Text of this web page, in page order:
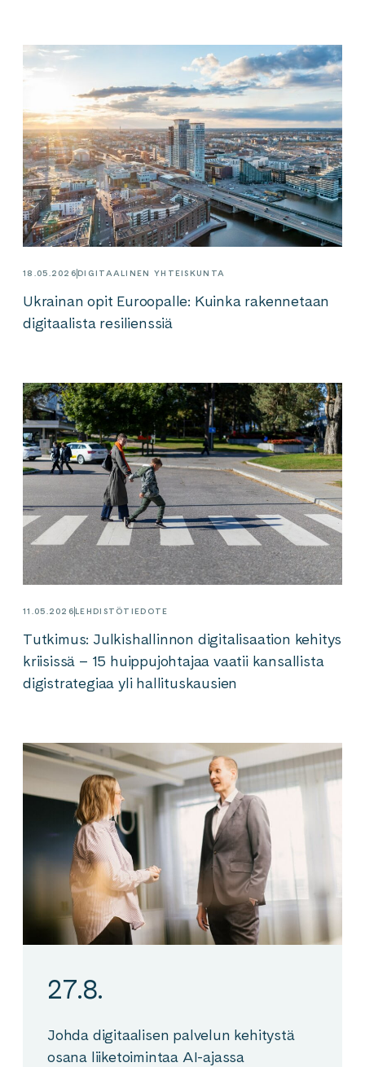
18.05.2026DIGITAALINEN YHTEISKUNTA
Ukrainan opit Euroopalle: Kuinka rakennetaan
digitaalista resilienssiä
11.05.2026LEHDISTÖTIEDOTE
Tutkimus: Julkishallinnon digitalisaation kehitys
kriisissä – 15 huippujohtajaa vaatii kansallista
digistrategiaa yli hallituskausien
27.8.
Johda digitaalisen palvelun kehitystä
osana liiketoimintaa AI-ajassa